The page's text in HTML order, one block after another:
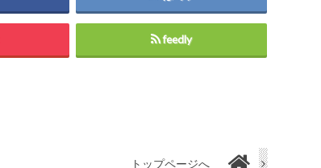
feedly
トップページへ